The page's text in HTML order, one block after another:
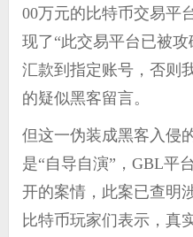
00万元的比特币交易平
现了“此交易平台已被
汇款到指定账号，否则
的疑似黑客留言。
但这一伪装成黑客入侵
是“自导自演”，GBL平
开的案情，此案已查明
比特币玩家们表示，真